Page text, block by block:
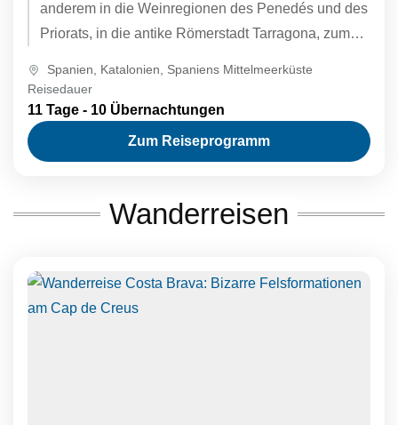
anderem in die Weinregionen des Penedés und des
Priorats, in die antike Römerstadt Tarragona, zum
Spanien, Katalonien, Spaniens Mittelmeerküste
Reisedauer
11 Tage - 10 Übernachtungen
Zum Reiseprogramm
Wanderreisen